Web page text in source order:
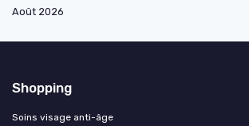
Août 2026
Shopping
Soins visage anti-âge